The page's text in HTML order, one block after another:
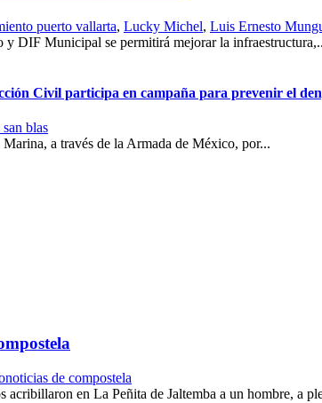
puerto vallarta, Lucky Michel, Luis Ernesto
y DIF Municipal se permitirá mejorar la
Civil participa en campaña para prevenir el
blas
a través de la Armada de México, por...
noticias de compostela
acribillaron en La Peñita de Jaltemba a un hombre, a